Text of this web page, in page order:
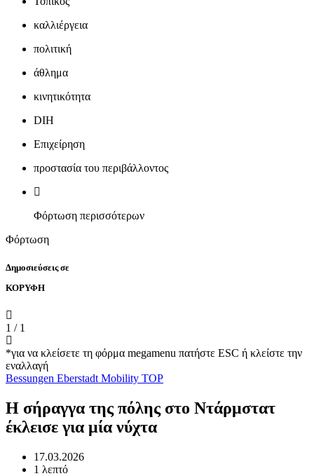
καλλιέργεια
πολιτική
άθλημα
κινητικότητα
DIH
Επιχείρηση
προστασία του περιβάλλοντος
Φόρτωση περισσότερων
Φόρτωση
Δημοσιεύσεις σε
ΚΟΡΥΦΗ
1 / 1
*για να κλείσετε τη φόρμα megamenu πατήστε ESC ή κλείστε την
εναλλαγή
Bessungen Eberstadt Mobility TOP
Η σήραγγα της πόλης στο Ντάρμστατ
έκλεισε για μία νύχτα
17.03.2026
1 λεπτό